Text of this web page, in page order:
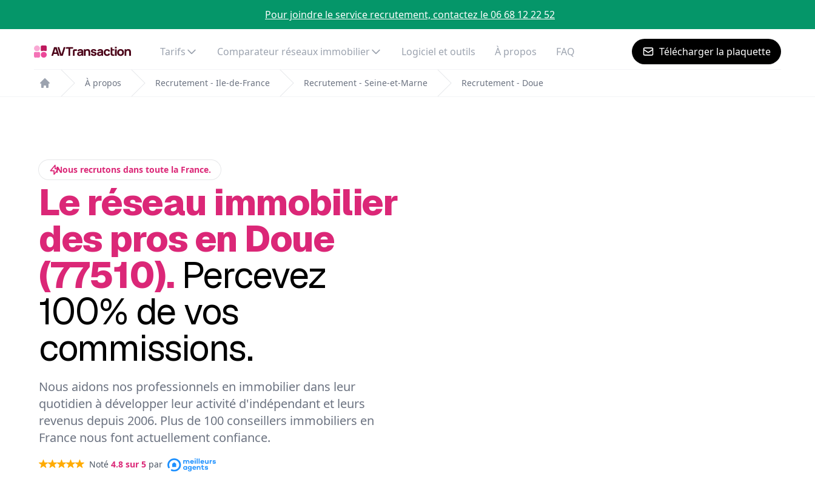
Pour joindre le service recrutement, contactez le 06 68 12 22 52
Tarifs Comparateur réseaux immobilier Logiciel et outils À propos FAQ Télécharger la plaquette
Home
À propos Recrutement - Ile-de-France Recrutement - Seine-et-Marne Recrutement - Doue
Nous recrutons dans toute la France.
Le réseau immobilier
des pros en Doue
(77510). Percevez
100% de vos
commissions.
Nous aidons nos professionnels en immobilier dans leur
quotidien à développer leur activité d'indépendant et leurs
revenus depuis 2006. Plus de 100 conseillers immobiliers en
France nous font actuellement confiance.
Noté 4.8 sur 5 par